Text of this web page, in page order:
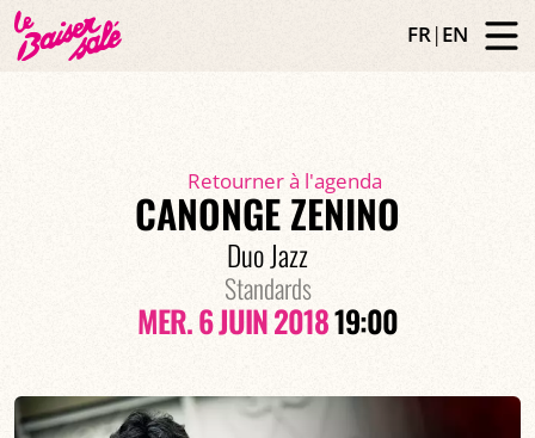
FR|EN
Retourner à l'agenda
CANONGE ZENINO
Duo Jazz
Standards
MER. 6 JUIN 201819:00